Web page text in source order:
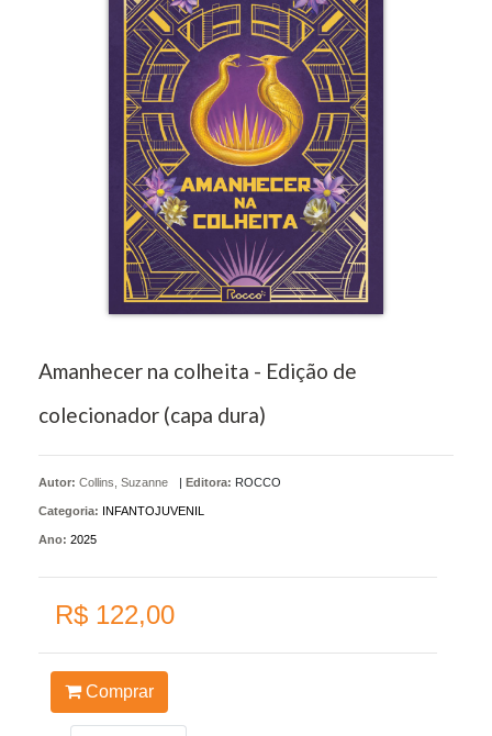
Amanhecer na colheita - Edição de
colecionador (capa dura)
Autor: Collins, Suzanne | Editora: ROCCO
Categoria: INFANTOJUVENIL
Ano: 2025
R$ 122,00
Comprar